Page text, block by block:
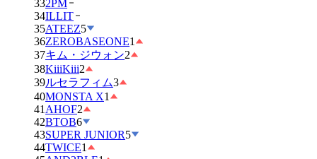
332PM
34ILLIT
35ATEEZ5
36ZEROBASEONE1
37キム・ジウォン2
38KiiiKiii2
39ルセラフィム3
40MONSTA X1
41 AHOF2
42BTOB6
43SUPER JUNIOR5
44TWICE1